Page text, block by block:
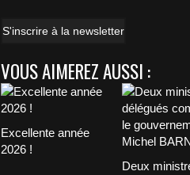
S'inscrire à la newsletter
VOUS AIMEREZ AUSSI :
Excellente année
2026 !
Deux